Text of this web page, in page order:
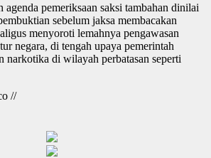
agenda pemeriksaan saksi tambahan dinilai
sebelum jaksa membacakan
menyoroti lemahnya pengawasan
negara, di tengah upaya pemerintah
narkotika di wilayah perbatasan seperti
//